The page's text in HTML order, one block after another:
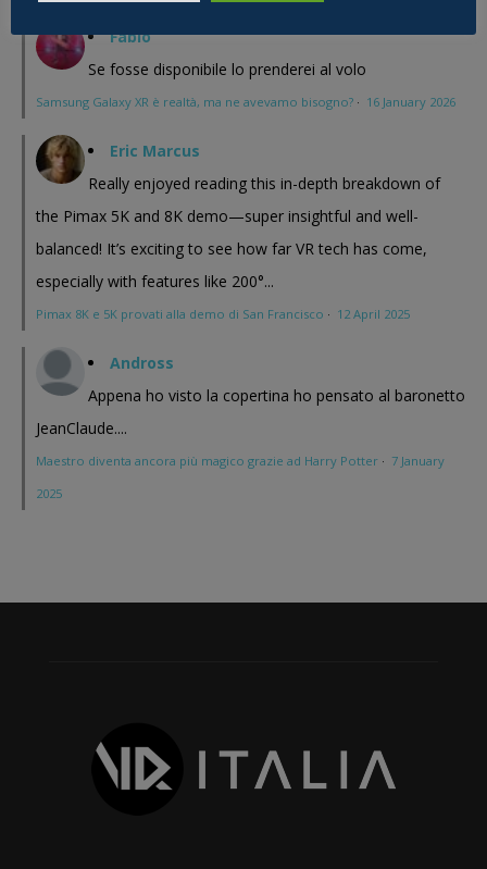
Fabio
Se fosse disponibile lo prenderei al volo
Samsung Galaxy XR è realtà, ma ne avevamo bisogno? · 16 January 2026
Eric Marcus
Really enjoyed reading this in-depth breakdown of
the Pimax 5K and 8K demo—super insightful and well-
balanced! It’s exciting to see how far VR tech has come,
especially with features like 200°...
Pimax 8K e 5K provati alla demo di San Francisco · 12 April 2025
Andross
Appena ho visto la copertina ho pensato al baronetto
JeanClaude....
Maestro diventa ancora più magico grazie ad Harry Potter · 7 January
2025